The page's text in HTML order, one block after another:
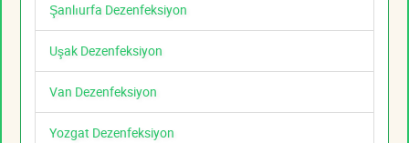
Şanlıurfa Dezenfeksiyon
Uşak Dezenfeksiyon
Van Dezenfeksiyon
Yozgat Dezenfeksiyon